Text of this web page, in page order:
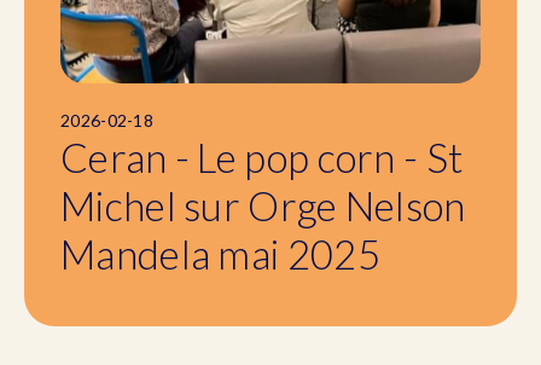
2026-02-18
Ceran - Le pop corn - St
Michel sur Orge Nelson
Mandela mai 2025